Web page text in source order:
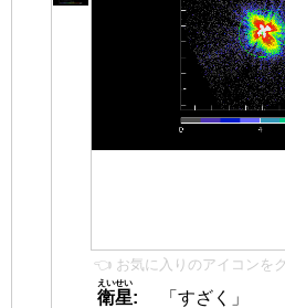
👈 お気に入りのアイコンを
衛星
えいせい
:
「すざく」